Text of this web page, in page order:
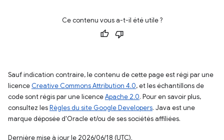
Ce contenu vous a-t-il été utile ?
Sauf indication contraire, le contenu de cette page est régi par une
licence Creative Commons Attribution 4.0, et les échantillons de
code sont régis par une licenceApache 2.0. Pour en savoir plus,
consultez lesRègles du site Google Developers. Java est une
marque déposée d'Oracle et/ou de ses sociétés affiliées.
Dernière mise à jour le 2026/06/18 (UTC).